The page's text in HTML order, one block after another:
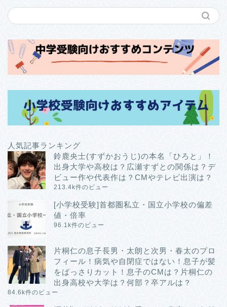
人気記事ランキング
鈴鹿央士(すずかおうじ)の本名「ひろと」！
出身大学や高校は？広瀬すずとの関係は？デ
ビュー作や代表作は？CMやテレビ出演は？
213.4k件のビュー
[小学校受験]首都圏私立・国立小学校の偏差
値・倍率
96.1k件のビュー
片桐仁の息子長男・太朗と次男・春太のプロ
フィール！病気や自閉症ではない！息子が髪
をばっさりカット！息子のCMは？片桐仁の
出身高校や大学は？何部？卒アルは？
84.6k件のビュー